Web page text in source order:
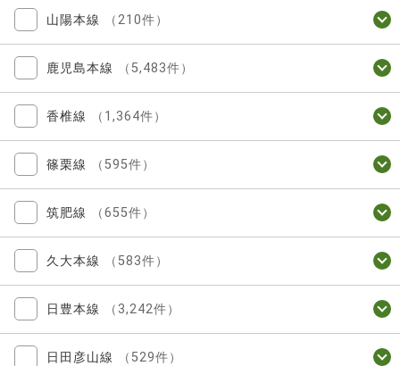
山陽本線 （210件）
鹿児島本線 （5,483件）
香椎線 （1,364件）
篠栗線 （595件）
筑肥線 （655件）
久大本線 （583件）
日豊本線 （3,242件）
日田彦山線 （529件）